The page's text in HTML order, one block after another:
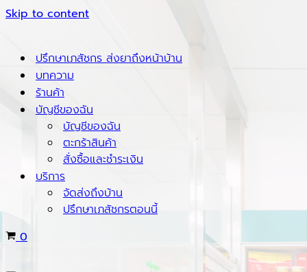
Skip to content
ปรึกษาเภสัชกร ส่งยาถึงหน้าบ้าน
บทความ
ร้านค้า
บัญชีของฉัน
บัญชีของฉัน
ตะกร้าสินค้า
สั่งซื้อและชำระเงิน
บริการ
จัดส่งถึงบ้าน
ปรึกษาเภสัชกรตอนนี้
Cart
0